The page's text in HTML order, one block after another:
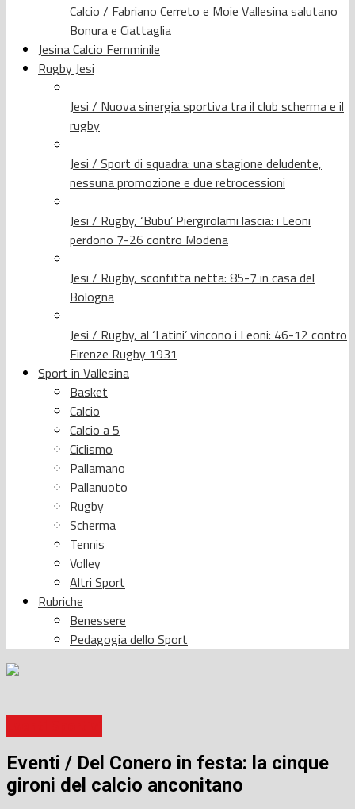
Calcio / Fabriano Cerreto e Moie Vallesina salutano
Bonura e Ciattaglia
Jesina Calcio Femminile
Rugby Jesi
Jesi / Nuova sinergia sportiva tra il club scherma e il
rugby
Jesi / Sport di squadra: una stagione deludente,
nessuna promozione e due retrocessioni
Jesi / Rugby, ‘Bubu’ Piergirolami lascia: i Leoni
perdono 7-26 contro Modena
Jesi / Rugby, sconfitta netta: 85-7 in casa del
Bologna
Jesi / Rugby, al ‘Latini’ vincono i Leoni: 46-12 contro
Firenze Rugby 1931
Sport in Vallesina
Basket
Calcio
Calcio a 5
Ciclismo
Pallamano
Pallanuoto
Rugby
Scherma
Tennis
Volley
Altri Sport
Rubriche
Benessere
Pedagogia dello Sport
Eventi / Del Conero in festa: la cinque
gironi del calcio anconitano